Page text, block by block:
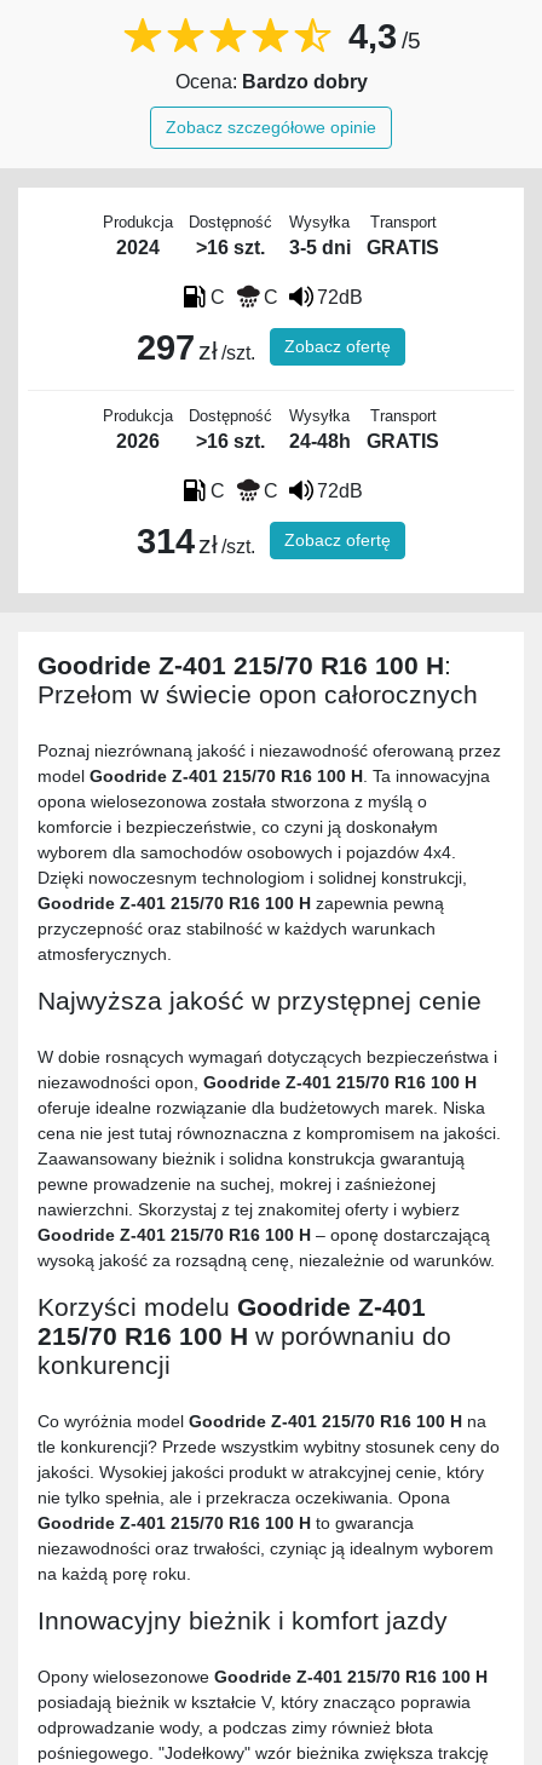
4,3 /5
Ocena: Bardzo dobry
Zobacz szczegółowe opinie
Produkcja
2024
Dostępność
>16 szt.
Wysyłka
3-5 dni
Transport
GRATIS
C C 72dB
297 zł/szt. Zobacz ofertę
Produkcja
2026
Dostępność
>16 szt.
Wysyłka
24-48h
Transport
GRATIS
C C 72dB
314zł/szt. Zobacz ofertę
Goodride Z-401 215/70 R16 100 H:
Przełom w świecie opon całorocznych
Poznaj niezrównaną jakość i niezawodność oferowaną przez
model Goodride Z-401 215/70 R16 100 H . Ta innowacyjna
opona wielosezonowa została stworzona z myślą o
komforcie i bezpieczeństwie, co czyni ją doskonałym
wyborem dla samochodów osobowych i pojazdów 4x4.
Dzięki nowoczesnym technologiom i solidnej konstrukcji,
Goodride Z-401 215/70 R16 100 H zapewnia pewną
przyczepność oraz stabilność w każdych warunkach
atmosferycznych.
Najwyższa jakość w przystępnej cenie
W dobie rosnących wymagań dotyczących bezpieczeństwa i
niezawodności opon, Goodride Z-401 215/70 R16 100 H
oferuje idealne rozwiązanie dla budżetowych marek. Niska
cena nie jest tutaj równoznaczna z kompromisem na jakości.
Zaawansowany bieżnik i solidna konstrukcja gwarantują
pewne prowadzenie na suchej, mokrej i zaśnieżonej
nawierzchni. Skorzystaj z tej znakomitej oferty i wybierz
Goodride Z-401 215/70 R16 100 H – oponę dostarczającą
wysoką jakość za rozsądną cenę, niezależnie od warunków.
Korzyści modelu Goodride Z-401
215/70 R16 100 H w porównaniu do
konkurencji
Co wyróżnia model Goodride Z-401 215/70 R16 100 H na
tle konkurencji? Przede wszystkim wybitny stosunek ceny do
jakości. Wysokiej jakości produkt w atrakcyjnej cenie, który
nie tylko spełnia, ale i przekracza oczekiwania. Opona
Goodride Z-401 215/70 R16 100 H to gwarancja
niezawodności oraz trwałości, czyniąc ją idealnym wyborem
na każdą porę roku.
Innowacyjny bieżnik i komfort jazdy
Opony wielosezonowe Goodride Z-401 215/70 R16 100 H
posiadają bieżnik w kształcie V, który znacząco poprawia
odprowadzanie wody, a podczas zimy również błota
pośniegowego. "Jodełkowy" wzór bieżnika zwiększa trakcję